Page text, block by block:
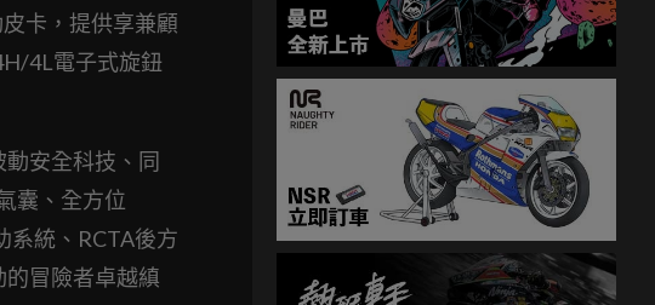
卡，提供享兼顧
4L電子式旋鈕
安全科技、同
囊、全方位
系統、RCTA後方
冒險者卓越縝